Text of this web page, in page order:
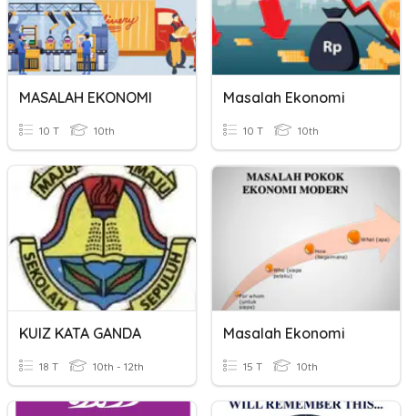
MASALAH EKONOMI
10 T 10th
Masalah Ekonomi
10 T 10th
KUIZ KATA GANDA
18 T 10th - 12th
Masalah Ekonomi
15 T 10th